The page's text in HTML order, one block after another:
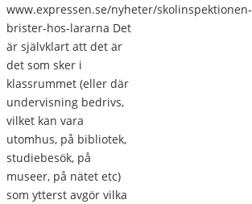
www.expressen.se/nyheter/skolinspektionen-
brister-hos-lararna Det
är självklart att det är
det som sker i
klassrummet (eller där
undervisning bedrivs,
vilket kan vara
utomhus, på bibliotek,
studiebesök, på
museer, på nätet etc)
som ytterst avgör vilka